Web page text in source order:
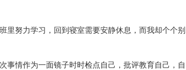
里努力学习，回到寝室需要安静休息，而我却个个别
事情作为一面镜子时时检点自己，批评教育自己，自